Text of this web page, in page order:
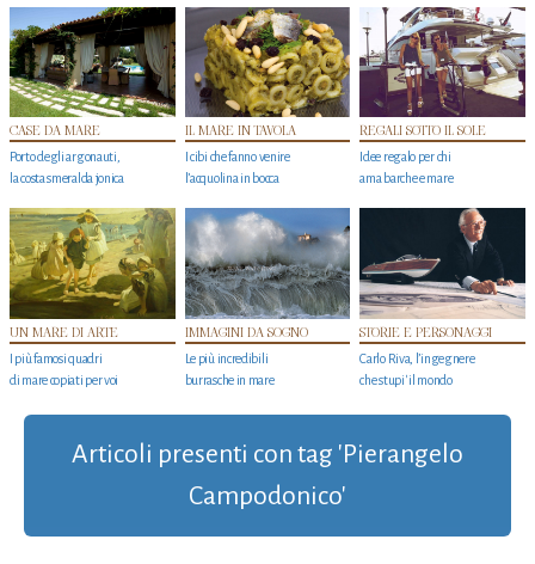
CASE DA MARE
Porto degli argonauti,
la costa smeralda jonica
IL MARE IN TAVOLA
I cibi che fanno venire
l’acquolina in bocca
REGALI SOTTO IL SOLE
Idee regalo per chi
ama barche e mare
UN MARE DI ARTE
I più famosi quadri
di mare copiati per voi
IMMAGINI DA SOGNO
Le più incredibili
burrasche in mare
STORIE E PERSONAGGI
Carlo Riva, l’ingegnere
che stupi' il mondo
Articoli presenti con tag 'Pierangelo
Campodonico'